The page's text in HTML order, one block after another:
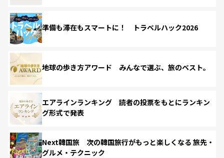
準備も滞在もスマートに！ トラベルハック2026
地球の歩き方アワード みんなで選ぶ、旅のベスト。
エアラインランキング 読者の投票をもとにランキン
グ形式で発表
Next韓国旅 次の韓国旅行がもっと楽しくなる 旅先・
グルメ・テクニック